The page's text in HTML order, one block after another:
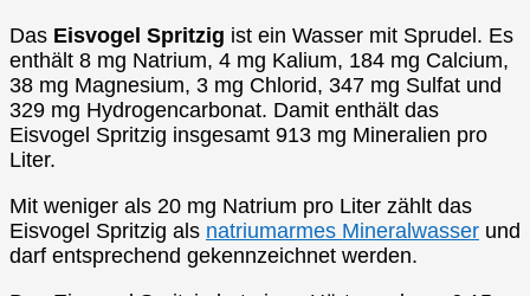
Das Eisvogel Spritzig ist ein Wasser mit Sprudel. Es
enthält 8 mg Natrium, 4 mg Kalium, 184 mg Calcium,
38 mg Magnesium, 3 mg Chlorid, 347 mg Sulfat und
329 mg Hydrogencarbonat. Damit enthält das
Eisvogel Spritzig insgesamt 913 mg Mineralien pro
Liter.
Mit weniger als 20 mg Natrium pro Liter zählt das
Eisvogel Spritzig als natriumarmes Mineralwasser und
darf entsprechend gekennzeichnet werden.